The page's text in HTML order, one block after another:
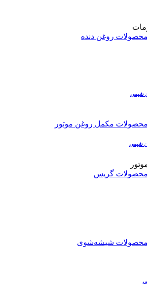
روغن دنده
شیمی
مکمل روغن موتور
شیمی
محصولات گریس
محصولات شیشه‌شوی